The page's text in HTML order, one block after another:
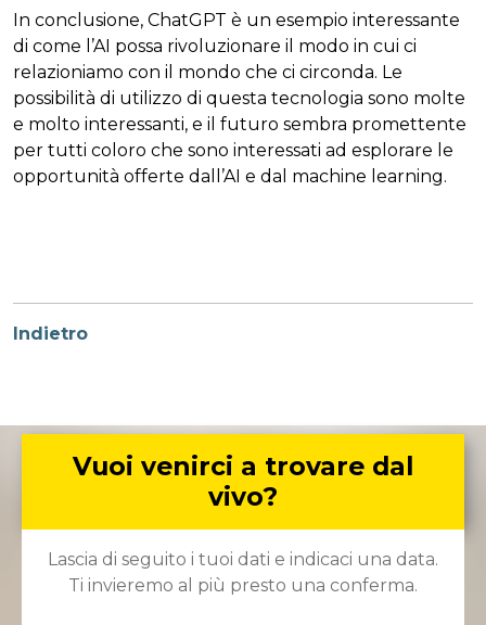
In conclusione, ChatGPT è un esempio interessante
di come l’AI possa rivoluzionare il modo in cui ci
relazioniamo con il mondo che ci circonda. Le
possibilità di utilizzo di questa tecnologia sono molte
e molto interessanti, e il futuro sembra promettente
per tutti coloro che sono interessati ad esplorare le
opportunità offerte dall’AI e dal machine learning.
Indietro
Vuoi venirci a trovare dal
vivo?
Lascia di seguito i tuoi dati e indicaci una data.
Ti invieremo al più presto una conferma.